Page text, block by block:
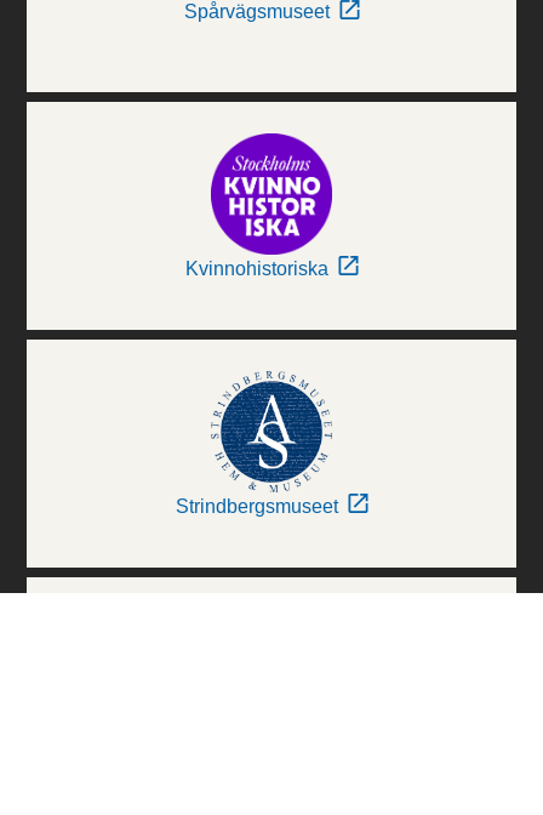
Spårvägsmuseet
Kvinnohistoriska
Strindbergsmuseet